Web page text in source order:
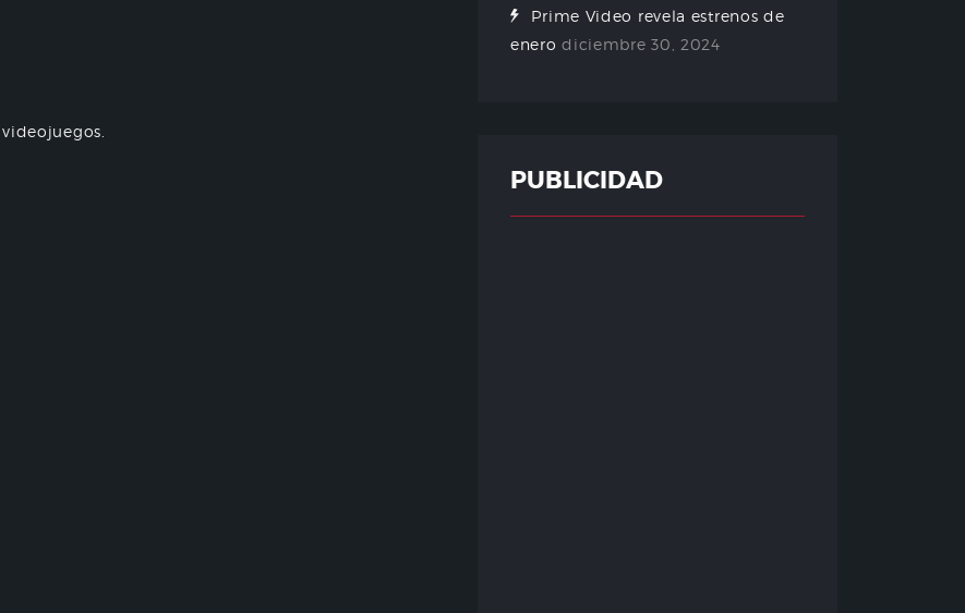
Prime Video revela estrenos de
enero diciembre 30, 2024
PUBLICIDAD